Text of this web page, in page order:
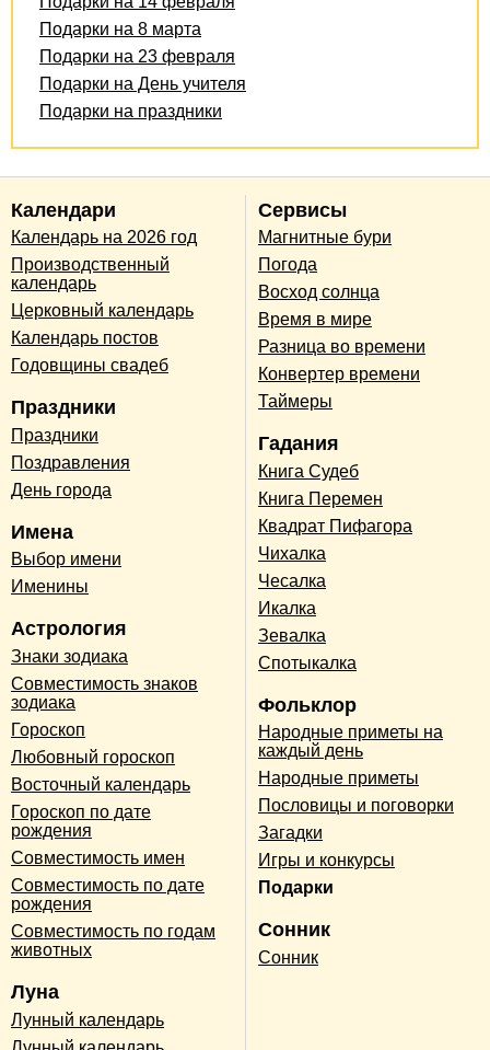
Подарки на 8 марта
Подарки на 23 февраля
Подарки на День учителя
Подарки на праздники
Календари
Календарь на 2026 год
Производственный
календарь
Церковный календарь
Календарь постов
Годовщины свадеб
Праздники
Праздники
Поздравления
День города
Имена
Выбор имени
Именины
Астрология
Знаки зодиака
Совместимость знаков
зодиака
Гороскоп
Любовный гороскоп
Восточный календарь
Гороскоп по дате
рождения
Совместимость имен
Совместимость по дате
рождения
Совместимость по годам
животных
Луна
Лунный календарь
Сервисы
Магнитные бури
Погода
Восход солнца
Время в мире
Разница во времени
Конвертер времени
Таймеры
Гадания
Книга Судеб
Книга Перемен
Квадрат Пифагора
Чихалка
Чесалка
Икалка
Зевалка
Спотыкалка
Фольклор
Народные приметы на
каждый день
Народные приметы
Пословицы и поговорки
Загадки
Игры и конкурсы
Подарки
Сонник
Сонник